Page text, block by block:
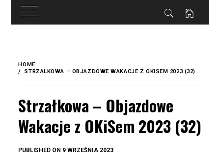
treści
content
HOME
STRZAŁKOWA – OBJAZDOWE WAKACJE Z OKISEM 2023 (32)
Strzałkowa – Objazdowe
Wakacje z OKiSem 2023 (32)
PUBLISHED ON 9 WRZEŚNIA 2023